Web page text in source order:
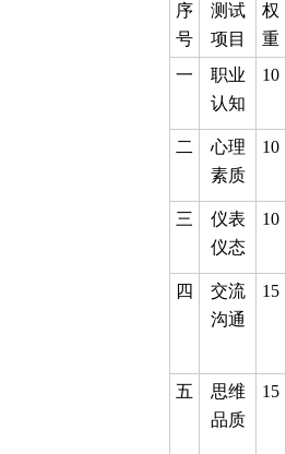
序
号
测试
项目
权
重
一
职业
认知
10
二
心理
素质
10
三
仪表
仪态
10
四
交流
沟通
15
五
思维
品质
15